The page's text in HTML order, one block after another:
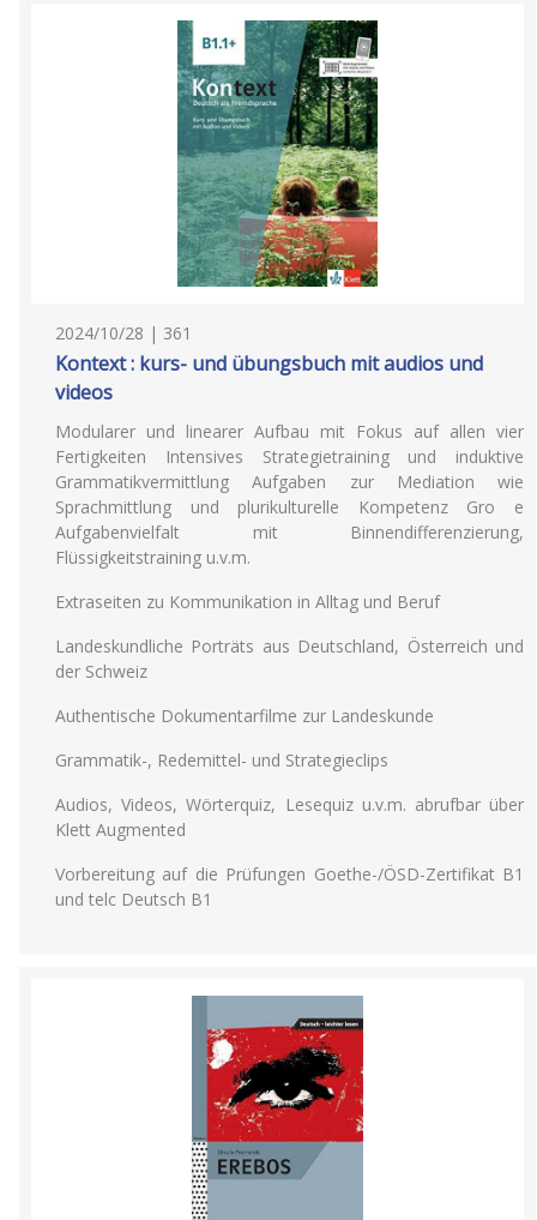
2024/10/28 | 361
Kontext : kurs- und übungsbuch mit audios und
videos
Modularer und linearer Aufbau mit Fokus auf allen vier
Fertigkeiten Intensives Strategietraining und induktive
Grammatikvermittlung Aufgaben zur Mediation wie
Sprachmittlung und plurikulturelle Kompetenz Gro e
Aufgabenvielfalt mit Binnendifferenzierung,
Flüssigkeitstraining u.v.m.
Extraseiten zu Kommunikation in Alltag und Beruf
Landeskundliche Porträts aus Deutschland, Österreich und
der Schweiz
Authentische Dokumentarfilme zur Landeskunde
Grammatik-, Redemittel- und Strategieclips
Audios, Videos, Wörterquiz, Lesequiz u.v.m. abrufbar über
Klett Augmented
Vorbereitung auf die Prüfungen Goethe-/ÖSD-Zertifikat B1
und telc Deutsch B1